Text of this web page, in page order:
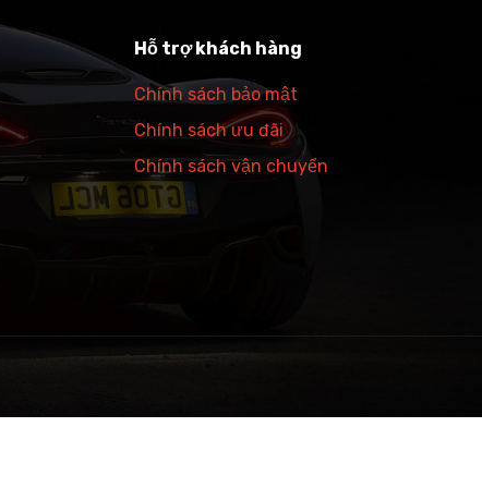
Hỗ trợ khách hàng
Chính sách bảo mật
Chính sách ưu đãi
Chính sách vận chuyển